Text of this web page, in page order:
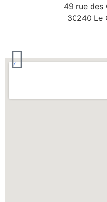
49 rue des
30240 Le